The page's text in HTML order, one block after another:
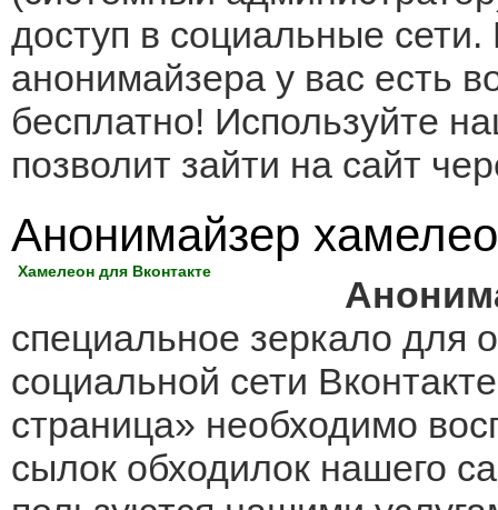
доступ в социальные сети.
анонимайзера у вас есть
бесплатно! Используйте
позволит зайти на сайт
Анонимайзер
Хамелеон для Вконтакте
специальное зеркало для
социальной сети
страница» необходимо
сылок обходилок нашего